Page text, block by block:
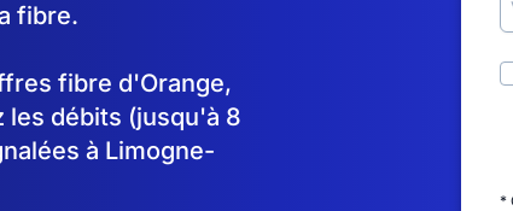
fibre.
fibre d'Orange,
les débits (jusqu'à 8
à Limogne-
*